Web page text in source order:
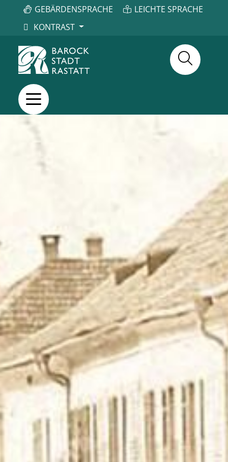
GEBÄRDENSPRACHE
LEICHTE SPRACHE
KONTRAST